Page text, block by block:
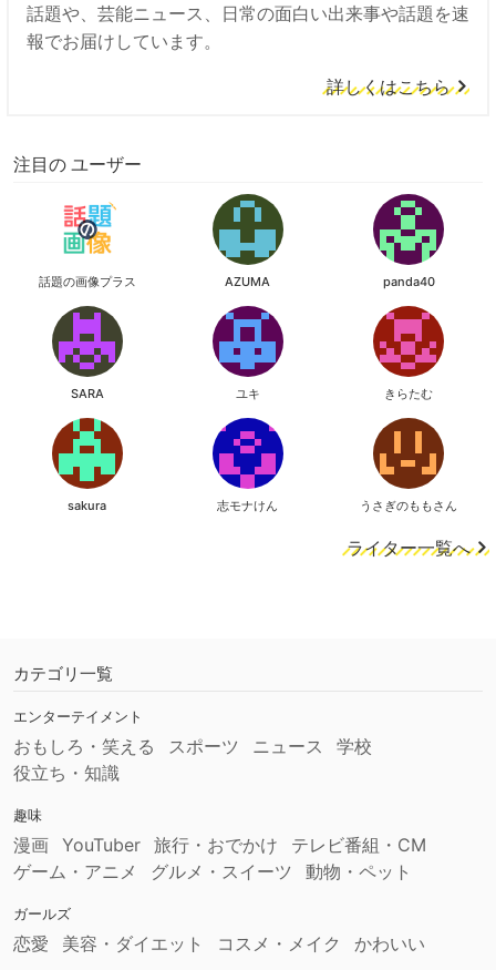
話題や、芸能ニュース、日常の面白い出来事や話題を速
報でお届けしています。
詳しくはこちら
注目の ユーザー
話題の画像プラス AZUMA panda40
SARA ユキ きらたむ
sakura 志モナけん うさぎのももさん
ライター一覧へ
カテゴリ一覧
エンターテイメント
おもしろ・笑える スポーツ ニュース
学校
役立ち・知識
趣味
漫画 YouTuber 旅行・おでかけ
テレビ番組・CM
ゲーム・アニメ
グルメ・スイーツ 動物・ペット
ガールズ
恋愛 美容・ダイエット コスメ・メイク かわいい